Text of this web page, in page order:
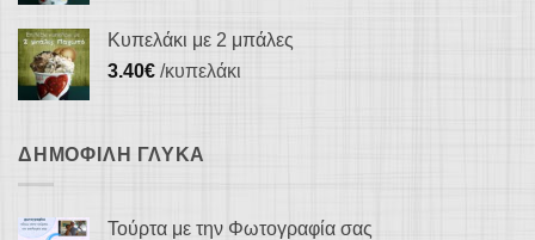
Κυπελάκι με 2 μπάλες
3.40€ /κυπελάκι
ΔΗΜΟΦΙΛΉ ΓΛΥΚΆ
Τούρτα με την Φωτογραφία σας